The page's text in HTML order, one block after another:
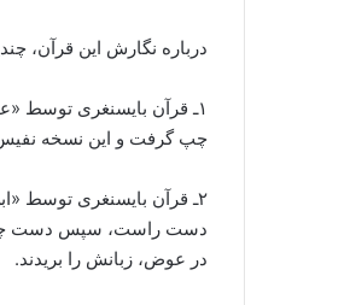
درباره نگارش این قرآن،
۱ـ ​قرآن بایسنغری
چپ گرفت و این نسخه نفیس
۲ـ ​قرآن بایسنغری توسط
دست راست، سپس دست چپ
در عوض، زبانش را بریدند.